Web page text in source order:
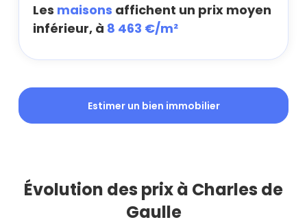
Les maisons affichent un prix moyen
inférieur, à 8 463 €/m²
Estimer un bien immobilier
Évolution des prix à Charles de
Gaulle